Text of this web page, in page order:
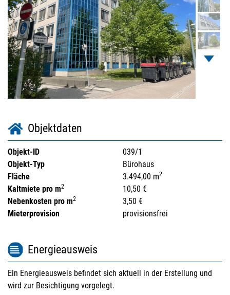
Objektdaten
Objekt-ID
039/1
Objekt-Typ
Bürohaus
Fläche
3.494,00 m2
Kaltmiete pro m2
10,50 €
Nebenkosten pro m2
3,50 €
Mieterprovision
provisionsfrei
Energieausweis
Ein Energieausweis befindet sich aktuell in der Erstellung und
wird zur Besichtigung vorgelegt.